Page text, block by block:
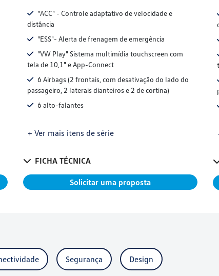
"ACC" - Controle adaptativo de velocidade e
distância
"ESS"- Alerta de frenagem de emergência
"VW Play" Sistema multimídia touchscreen com
tela de 10,1" e App-Connect
6 Airbags (2 frontais, com desativação do lado do
passageiro, 2 laterais dianteiros e 2 de cortina)
6 alto-falantes
+ Ver mais itens de série
FICHA TÉCNICA
Solicitar uma proposta
Segurança Design